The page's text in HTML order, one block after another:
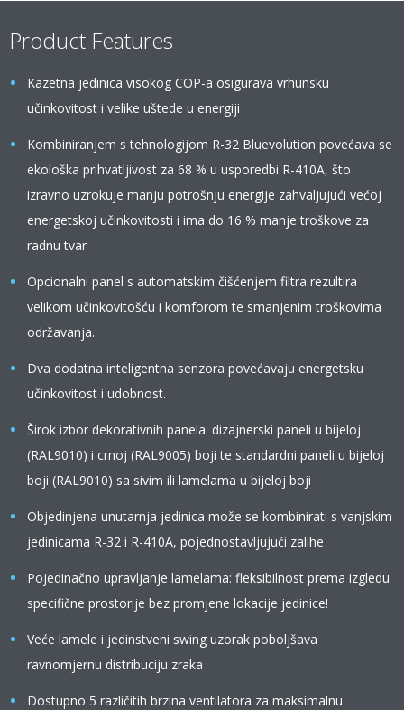
Product Features
Kazetna jedinica visokog COP-a osigurava vrhunsku
učinkovitost i velike uštede u energiji
Kombiniranjem s tehnologijom R-32 Bluevolution povećava se
ekološka prihvatljivost za 68 % u usporedbi R-410A, što
izravno uzrokuje manju potrošnju energije zahvaljujući većoj
energetskoj učinkovitosti i ima do 16 % manje troškove za
radnu tvar
Opcionalni panel s automatskim čišćenjem filtra rezultira
velikom učinkovitošću i komforom te smanjenim troškovima
održavanja.
Dva dodatna inteligentna senzora povećavaju energetsku
učinkovitost i udobnost.
Širok izbor dekorativnih panela: dizajnerski paneli u bijeloj
(RAL9010) i crnoj (RAL9005) boji te standardni paneli u bijeloj
boji (RAL9010) sa sivim ili lamelama u bijeloj boji
Objedinjena unutarnja jedinica može se kombinirati s vanjskim
jedinicama R-32 i R-410A, pojednostavljujući zalihe
Pojedinačno upravljanje lamelama: fleksibilnost prema izgledu
specifične prostorije bez promjene lokacije jedinice!
Veće lamele i jedinstveni swing uzorak poboljšava
ravnomjernu distribuciju zraka
Dostupno 5 različitih brzina ventilatora za maksimalnu